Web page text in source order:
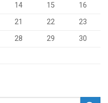
14 15
16
21 22
23
28 29
30